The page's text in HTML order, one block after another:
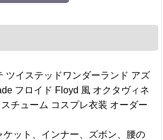
ツイステッドワンダーランド アズ
フロイド Floyd 風 オクタヴィネ
チューム コスプレ衣装 オーダー
ケット、インナー、ズボン、腰の